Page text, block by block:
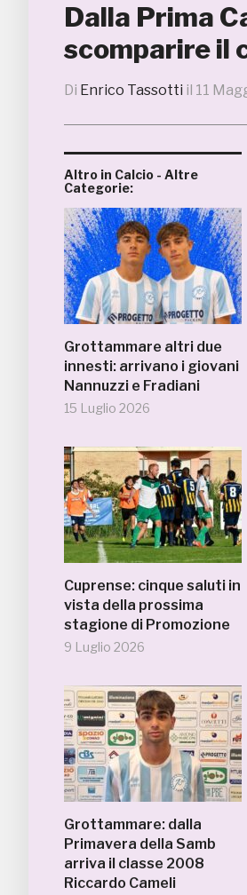
Dalla Prima
scomparire il
Di Enrico Tassotti il 11
Altro in Calcio - Altre
Categorie:
Grottammare altri due
innesti: arrivano i giovani
Nannuzzi e Fradiani
15 Luglio 2026
Cuprense: cinque saluti in
vista della prossima
stagione di Promozione
9 Luglio 2026
Grottammare: dalla
Primavera della Samb
arriva il classe 2008
Riccardo Cameli